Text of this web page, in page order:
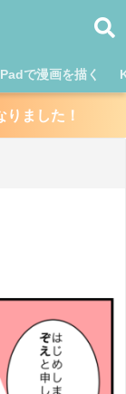
で漫画を描く
ました！